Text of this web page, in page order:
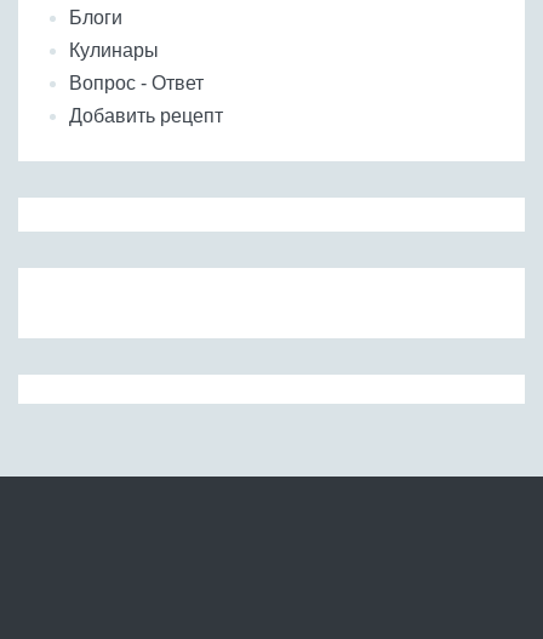
Блоги
Кулинары
Вопрос - Ответ
Добавить рецепт